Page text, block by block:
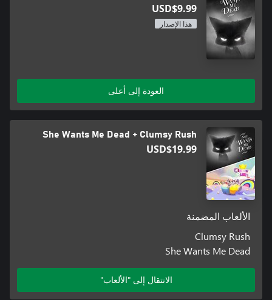
USD$9.99
هذا الإصدار
العودة إلى أعلى
She Wants Me Dead + Clumsy Rush
USD$19.99
الألعاب المضمنة
Clumsy Rush
She Wants Me Dead
الانتقال إلى "الألعاب"